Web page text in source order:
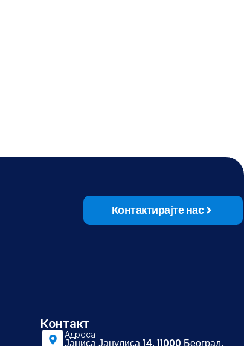
Контактирајте нас
Контакт
Адреса